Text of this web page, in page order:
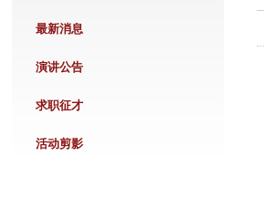
最新消息
演讲公告
求职征才
活动剪影